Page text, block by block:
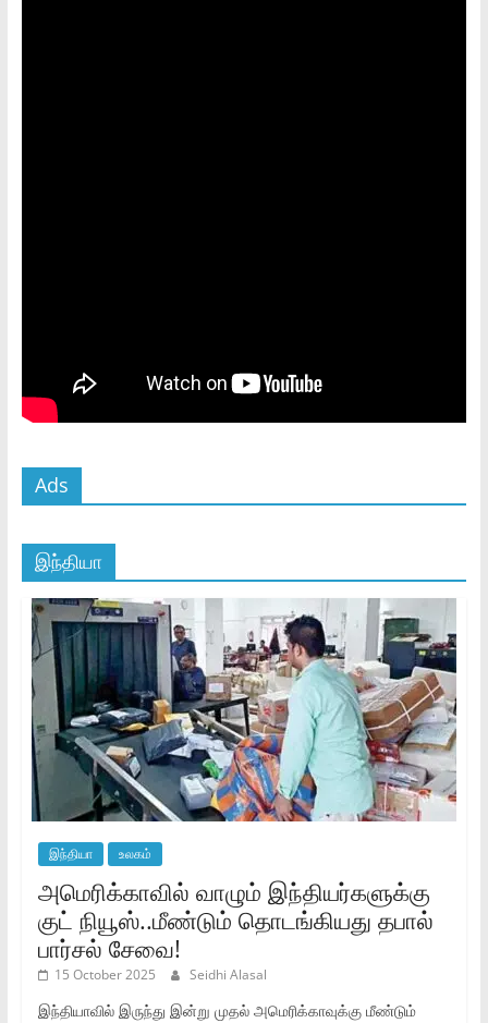
Ads
இந்தியா
இந்தியா உலகம்
அமெரிக்காவில் வாழும் இந்தியர்களுக்கு
குட் நியூஸ்..மீண்டும் தொடங்கியது தபால்
பார்சல் சேவை!
15 October 2025 Seidhi Alasal
இந்தியாவில் இருந்து இன்று முதல் அமெரிக்காவுக்கு மீண்டும்